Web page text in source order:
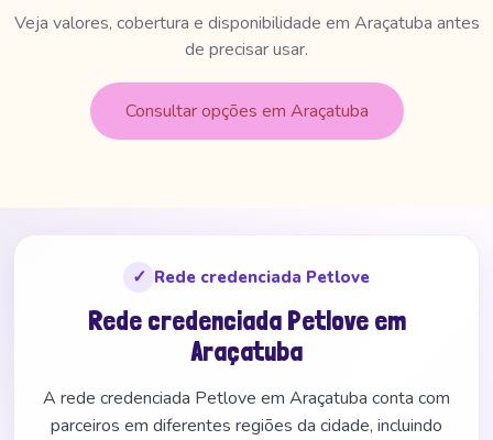
Veja valores, cobertura e disponibilidade em Araçatuba antes
de precisar usar.
Consultar opções em Araçatuba
✓ Rede credenciada Petlove
Rede credenciada Petlove em
Araçatuba
A rede credenciada Petlove em Araçatuba conta com
parceiros em diferentes regiões da cidade, incluindo